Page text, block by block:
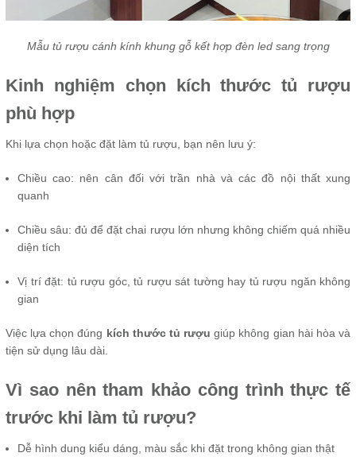
Mẫu tủ rượu cánh kính khung gỗ kết hợp đèn led sang trọng
Kinh nghiệm chọn kích thước tủ rượu
phù hợp
Khi lựa chọn hoặc đặt làm tủ rượu, bạn nên lưu ý:
Chiều cao: nên cân đối với trần nhà và các đồ nội thất xung
quanh
Chiều sâu: đủ để đặt chai rượu lớn nhưng không chiếm quá nhiều
diện tích
Vị trí đặt: tủ rượu góc, tủ rượu sát tường hay tủ rượu ngăn không
gian
Việc lựa chọn đúng kích thước tủ rượu giúp không gian hài hòa và
tiện sử dụng lâu dài.
Vì sao nên tham khảo công trình thực tế
trước khi làm tủ rượu?
Dễ hình dung kiểu dáng, màu sắc khi đặt trong không gian thật